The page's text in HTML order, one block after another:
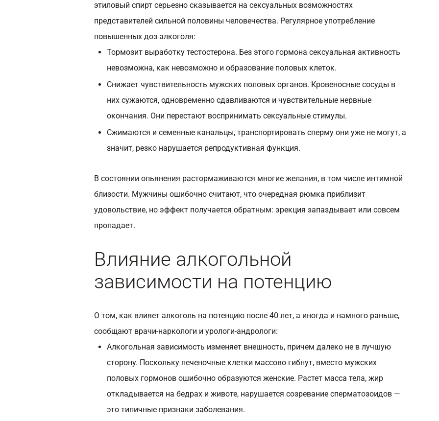
этиловый спирт серьезно сказывается на сексуальных возможностях
представителей сильной половины человечества. Регулярное употребление
повышенных доз алкоголя:
Тормозит выработку тестостерона. Без этого гормона сексуальная активность
невозможна, как невозможно и образование половых клеток.
Снижает чувствительность мужских половых органов. Кровеносные сосуды в
них сужаются, одновременно сдавливаются и чувствительные нервные
окончания. Они перестают воспринимать сексуальные стимулы.
Сжимаются и семенные канальцы, транспортировать сперму они уже не могут, а
значит, резко нарушается репродуктивная функция.
В состоянии опьянения растормаживаются многие желания, в том числе интимной
близости. Мужчины ошибочно считают, что очередная рюмка приблизит
удовольствие, но эффект получается обратным: эрекция запаздывает или совсем
пропадает.
Влияние алкогольной
зависимости на потенцию
О том, как влияет алкоголь на потенцию после 40 лет, а иногда и намного раньше,
сообщают врачи-наркологи и урологи-андрологи:
Алкогольная зависимость изменяет внешность, причем далеко не в лучшую
сторону. Поскольку печеночные клетки массово гибнут, вместо мужских
половых гормонов ошибочно образуются женские. Растет масса тела, жир
откладывается на бедрах и животе, нарушается созревание сперматозоидов —
это типичные признаки заболевания.